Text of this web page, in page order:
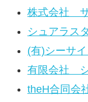
株式会社
シュアラス
(有)シーサ
有限会社
theH合同会